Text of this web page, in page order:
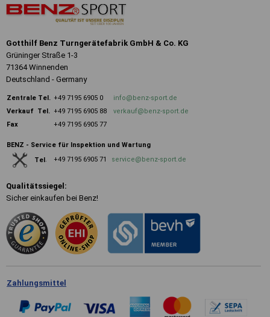
Gotthilf Benz Turngerätefabrik GmbH & Co. KG
Grüninger Straße 1-3
71364 Winnenden
Deutschland - Germany
Zentrale Tel. +49 7195 6905 0
info@benz-sport.de
Verkauf Tel. +49 7195 6905 88
verkauf@benz-sport.de
Fax
+49 7195 6905 77
BENZ - Service für Inspektion und Wartung
Tel. +49 7195 6905 71 service@benz-sport.de
Qualitätssiegel:
Sicher einkaufen bei Benz!
Zahlungsmittel